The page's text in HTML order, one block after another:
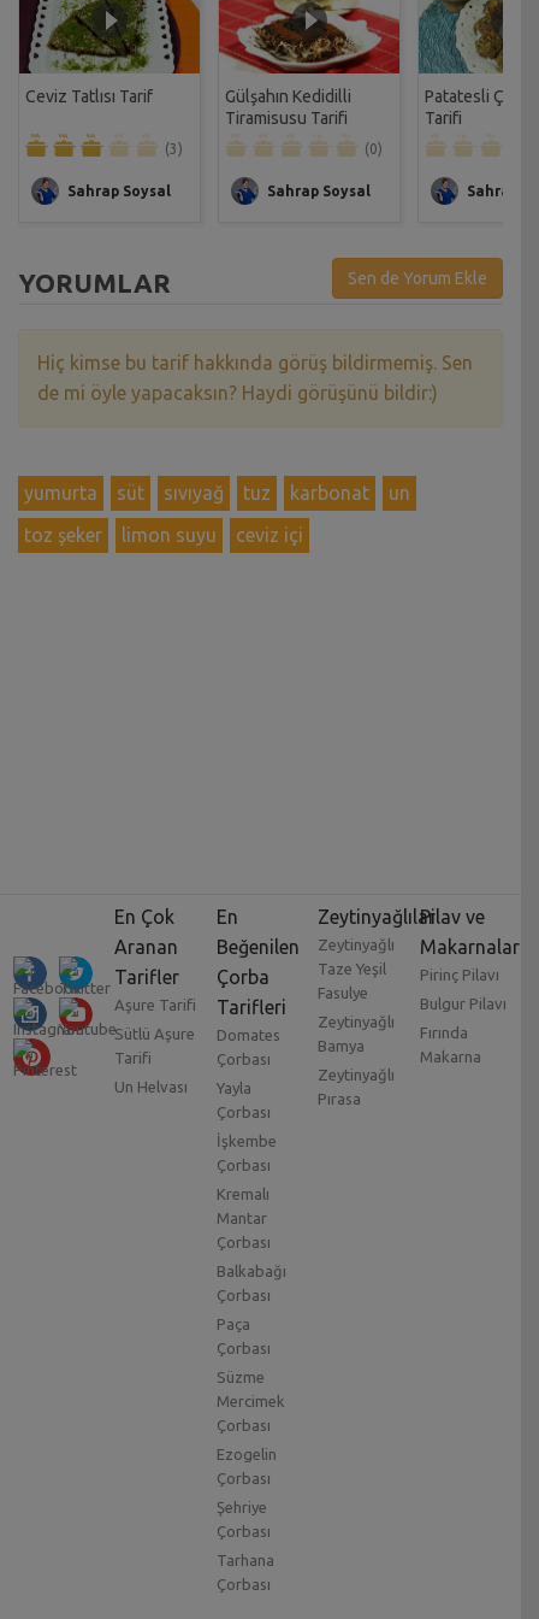
Ceviz Tatlısı Tarif
(3)
Sahrap Soysal
Gülşahın Kedidilli
Tiramisusu Tarifi
(0)
Sahrap Soysal
Patatesli Çıtır
Tarifi
Sahrap
YORUMLAR Sen de Yorum Ekle
Hiç kimse bu tarif hakkında görüş bildirmemiş. Sen
de mi öyle yapacaksın? Haydi görüşünü bildir:)
yumurta süt sıvıyağ tuz karbonat
un
toz şeker
limon suyu ceviz içi
En Çok
Aranan
Tarifler
Aşure Tarifi
Sütlü Aşure
Tarifi
Un Helvası
En
Beğenilen
Çorba
Tarifleri
Domates
Çorbası
Yayla
Çorbası
İşkembe
Çorbası
Kremalı
Mantar
Çorbası
Balkabağı
Çorbası
Paça
Çorbası
Süzme
Mercimek
Çorbası
Ezogelin
Çorbası
Şehriye
Çorbası
Tarhana
Çorbası
Zeytinyağlılar
Zeytinyağlı
Taze Yeşil
Fasulye
Zeytinyağlı
Bamya
Zeytinyağlı
Pırasa
Pilav ve
Makarnalar
Pirinç Pilavı
Bulgur Pilavı
Fırında
Makarna